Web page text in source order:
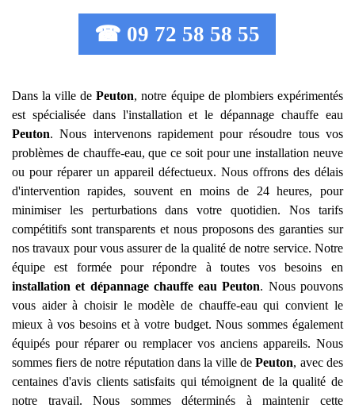
☎ 09 72 58 58 55
Dans la ville dePeuton, notre équipe de plombiers expérimentés
est spécialisée dans l'installation et le dépannage chauffe eau
Peuton. Nous intervenons rapidement pour résoudre tous vos
problèmes de chauffe-eau, que ce soit pour une installation neuve
ou pour réparer un appareil défectueux. Nous offrons des délais
d'intervention rapides, souvent en moins de 24 heures, pour
minimiser les perturbations dans votre quotidien. Nos tarifs
compétitifs sont transparents et nous proposons des garanties sur
nos travaux pour vous assurer de la qualité de notre service. Notre
équipe est formée pour répondre à toutes vos besoins en
installation et dépannage chauffe eau Peuton. Nous pouvons
vous aider à choisir le modèle de chauffe-eau qui convient le
mieux à vos besoins et à votre budget. Nous sommes également
équipés pour réparer ou remplacer vos anciens appareils. Nous
sommes fiers de notre réputation dans la ville dePeuton, avec des
centaines d'avis clients satisfaits qui témoignent de la qualité de
notre travail. Nous sommes déterminés à maintenir cette